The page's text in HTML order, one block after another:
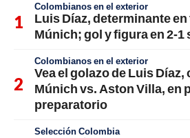
Colombianos en el exterior
Luis Díaz, determinante
Múnich; gol y figura en 2-
Colombianos en el exterior
Vea el golazo de Luis Díaz,
Múnich vs. Aston Villa, en
preparatorio
Selección Colombia